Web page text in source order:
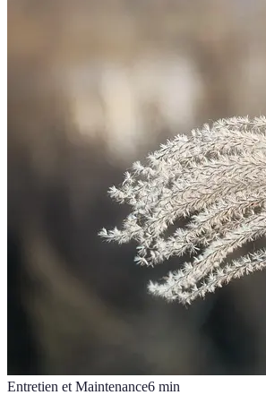
Entretien et Maintenance6 min